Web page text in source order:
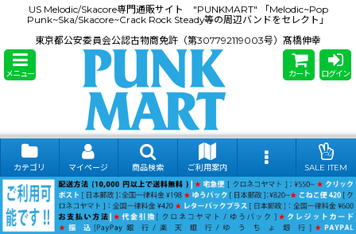
US Melodic/Skacore専門通販サイト "PUNKMART" 「Melodic~Pop
Punk~Ska/Skacore~Crack Rock Steady等の周辺バンドをセレクト」
東京都公安委員会公認古物商免許（第307792119003号）髙橋伸幸
メニュー カート ログイン
カテゴリ マイページ 商品検索 ご利用案内 SALE ITEM